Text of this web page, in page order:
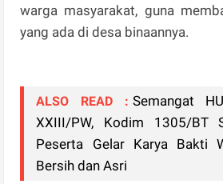
warga masyarakat, guna
yang ada di desa binaannya.
ALSO READ : Semangat
XXIII/PW, Kodim 1305/BT
Peserta Gelar Karya Bakti
Bersih dan Asri